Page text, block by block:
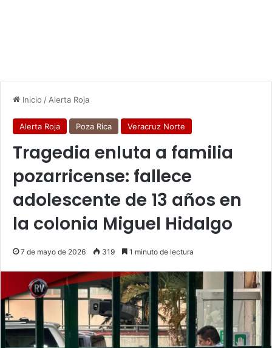
Inicio / Alerta Roja
Alerta Roja Poza Rica Veracruz Norte
Tragedia enluta a familia
pozarricense: fallece
adolescente de 13 años en
la colonia Miguel Hidalgo
7 de mayo de 2026 319 1 minuto de lectura